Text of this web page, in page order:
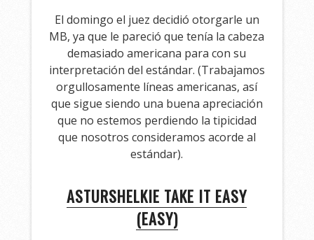
El domingo el juez decidió otorgarle un
MB, ya que le pareció que tenía la cabeza
demasiado americana para con su
interpretación del estándar. (Trabajamos
orgullosamente líneas americanas, así
que sigue siendo una buena apreciación
que no estemos perdiendo la tipicidad
que nosotros consideramos acorde al
estándar).
ASTURSHELKIE TAKE IT EASY
(EASY)